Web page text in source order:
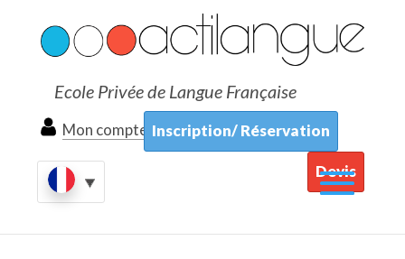
Ecole Privée de Langue Française
Mon compte Inscription/ Réservation
Devis